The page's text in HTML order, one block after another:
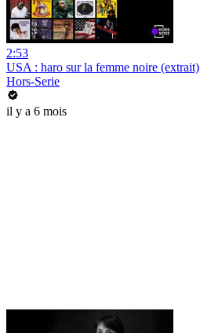
2:53
USA : haro sur la femme noire (extrait)
Hors-Serie
il y a 6 mois